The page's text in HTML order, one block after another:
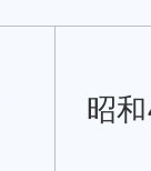
昭